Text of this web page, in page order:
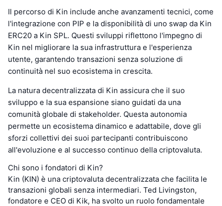
Il percorso di Kin include anche avanzamenti tecnici, come
l'integrazione con PIP e la disponibilità di uno swap da Kin
ERC20 a Kin SPL. Questi sviluppi riflettono l'impegno di
Kin nel migliorare la sua infrastruttura e l'esperienza
utente, garantendo transazioni senza soluzione di
continuità nel suo ecosistema in crescita.
La natura decentralizzata di Kin assicura che il suo
sviluppo e la sua espansione siano guidati da una
comunità globale di stakeholder. Questa autonomia
permette un ecosistema dinamico e adattabile, dove gli
sforzi collettivi dei suoi partecipanti contribuiscono
all'evoluzione e al successo continuo della criptovaluta.
Chi sono i fondatori di Kin?
Kin (KIN) è una criptovaluta decentralizzata che facilita le
transazioni globali senza intermediari. Ted Livingston,
fondatore e CEO di Kik, ha svolto un ruolo fondamentale